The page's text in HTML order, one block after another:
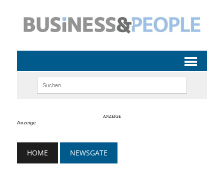
Anzeige
HOME NEWSGATE